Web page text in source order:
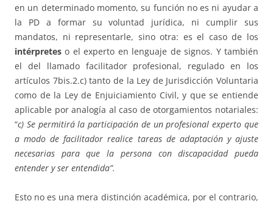
en un determinado momento, su función no es ni ayudar a
la PD a formar su voluntad jurídica, ni cumplir sus
mandatos, ni representarle, sino otra: es el caso de los
intérpretes o el experto en lenguaje de signos. Y también
el del llamado facilitador profesional, regulado en los
artículos 7bis.2.c) tanto de la Ley de Jurisdicción Voluntaria
como de la Ley de Enjuiciamiento Civil, y que se entiende
aplicable por analogía al caso de otorgamientos notariales:
“c) Se permitirá la participación de un profesional experto que
a modo de facilitador realice tareas de adaptación y ajuste
necesarias para que la persona con discapacidad pueda
entender y ser entendida”.
Esto no es una mera distinción académica, por el contrario,